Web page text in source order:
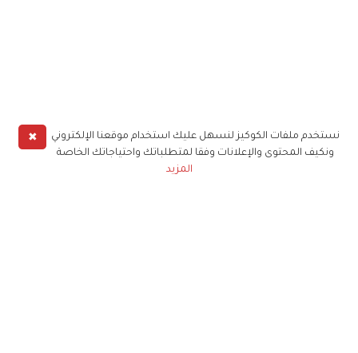
✖
نستخدم ملفات الكوكيز لنسهل عليك استخدام موقعنا الإلكتروني
ونكيف المحتوى والإعلانات وفقا لمتطلباتك واحتياجاتك الخاصة
المزيد